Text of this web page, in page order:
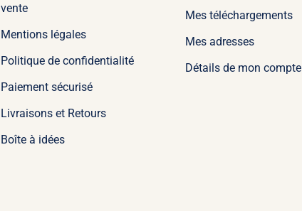
vente
Mentions légales
Politique de confidentialité
Paiement sécurisé
Livraisons et Retours
Boîte à idées
Mes téléchargements
Mes adresses
Détails de mon compte